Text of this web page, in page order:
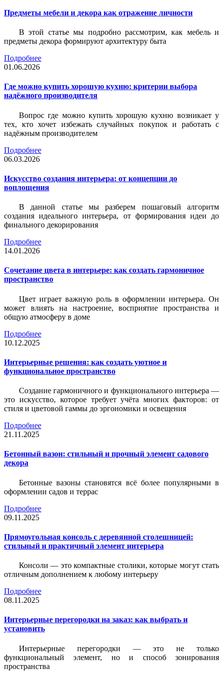
Предметы мебели и декора как отражение личности
В этой статье мы подробно рассмотрим, как мебель и
предметы декора формируют архитектуру быта
Подробнее
01.06.2026
Где можно купить хорошую кухню: критерии выбора
надёжного производителя
Вопрос где можно купить хорошую кухню возникает у
тех, кто хочет избежать случайных покупок и работать с
надёжным производителем
Подробнее
06.03.2026
Искусство создания интерьера: от концепции до
воплощения
В данной статье мы разберем пошаговый алгоритм
создания идеального интерьера, от формирования идеи до
финального декорирования
Подробнее
14.01.2026
Сочетание цвета в интерьере: как создать гармоничное
пространство
Цвет играет важную роль в оформлении интерьера. Он
может влиять на настроение, восприятие пространства и
общую атмосферу в доме
Подробнее
10.12.2025
Интерьерные решения: как создать уютное и
функциональное пространство
Создание гармоничного и функционального интерьера —
это искусство, которое требует учёта многих факторов: от
стиля и цветовой гаммы до эргономики и освещения
Подробнее
21.11.2025
Бетонный вазон: стильный и прочный элемент садового
декора
Бетонные вазоны становятся всё более популярными в
оформлении садов и террас
Подробнее
09.11.2025
Прямоугольная консоль с деревянной столешницей:
стильный и практичный элемент интерьера
Консоли — это компактные столики, которые могут стать
отличным дополнением к любому интерьеру
Подробнее
08.11.2025
Интерьерные перегородки на заказ: как выбрать и
установить
Интерьерные перегородки — это не только
функциональный элемент, но и способ зонирования
пространства